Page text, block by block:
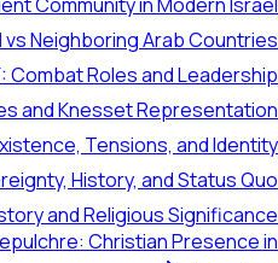
LGBTQ+ Rights in Israel vs
Women in the IDF:
Israeli Arab Political Parties
Mixed Cities in Israel:
Temple Mount:
Western Wall (Kotel):
Church of the Holy